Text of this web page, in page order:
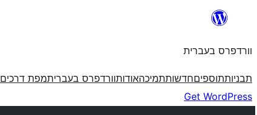
וורדפרס בעברית
תבניותתוספיםחדשותתמיכהאודותוורדפרס בעבריתמפת דרכים
Get WordPress